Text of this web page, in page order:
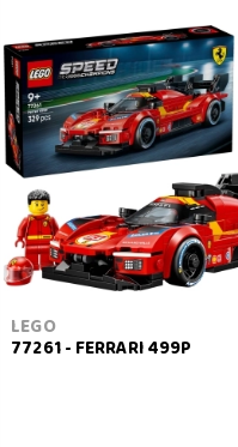
LEGO
77261 - FERRARI 499P